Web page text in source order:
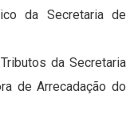
da Secretaria de
da Secretaria
de Arrecadação do